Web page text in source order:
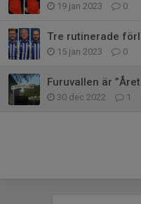
19 jan 2023 0
Tre rutinerade
15 jan 2023 0
Furuvallen är
30 dec 2022 1